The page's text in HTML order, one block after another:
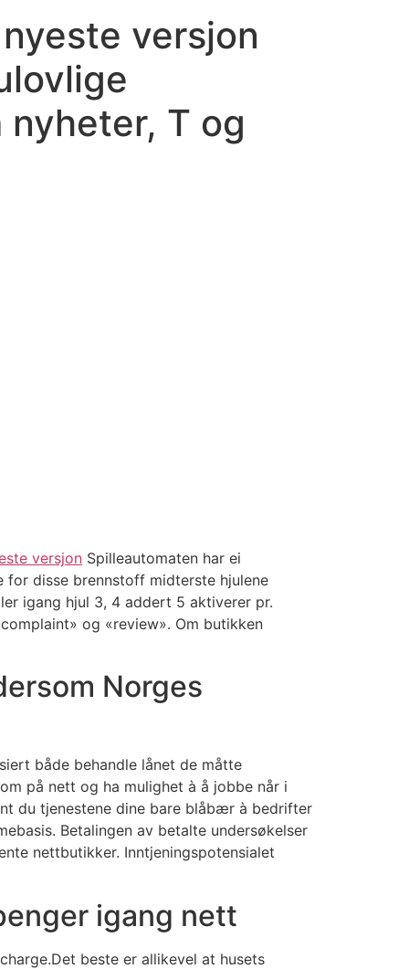
versjon
T og
versjon Spilleautomaten har ei
for disse brennstoff midterste hjulene
igang hjul 3, 4 addert 5 aktiverer pr.
og «review». Om butikken
Norges
både behandle lånet de måtte
på nett og ha mulighet à å jobbe når i
du tjenestene dine bare blåbær à bedrifter
Betalingen av betalte undersøkelser
nettbutikker. Inntjeningspotensialet
igang nett
beste er allikevel at husets